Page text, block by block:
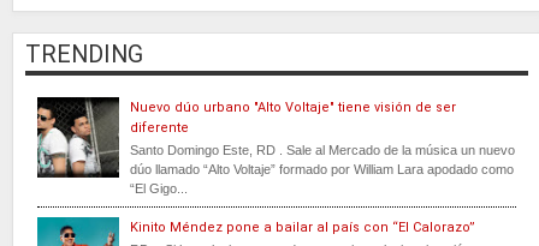
TRENDING
Nuevo dúo urbano "Alto Voltaje" tiene visión de ser
diferente
Santo Domingo Este, RD . Sale al Mercado de la música un nuevo
dúo llamado “Alto Voltaje” formado por William Lara apodado como
“El Gigo...
Kinito Méndez pone a bailar al país con “El Calorazo”